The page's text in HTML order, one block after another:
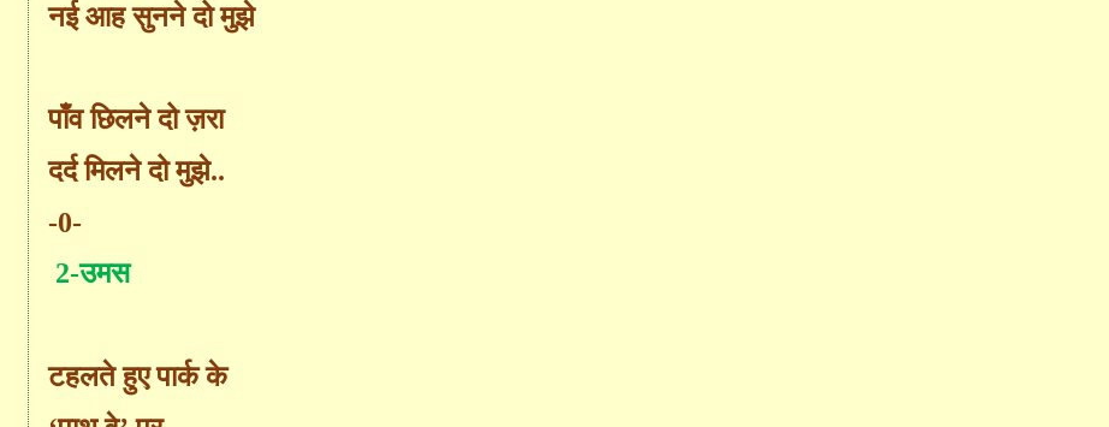
नई आह सुनने दो मुझे
पाँव छिलने दो ज़रा
दर्द मिलने दो मुझे..
-0-
2-उमस
टहलते हुए पार्क के